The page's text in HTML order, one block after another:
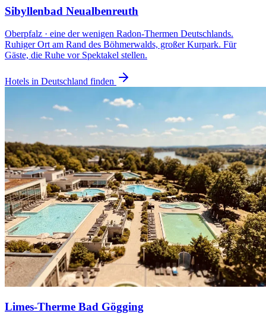
Sibyllenbad Neualbenreuth
Oberpfalz · eine der wenigen Radon-Thermen Deutschlands.
Ruhiger Ort am Rand des Böhmerwalds, großer Kurpark. Für
Gäste, die Ruhe vor Spektakel stellen.
Hotels in Deutschland finden
Limes-Therme Bad Gögging